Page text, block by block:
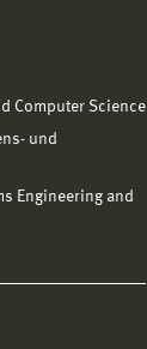
Computer Science
und
Engineering and